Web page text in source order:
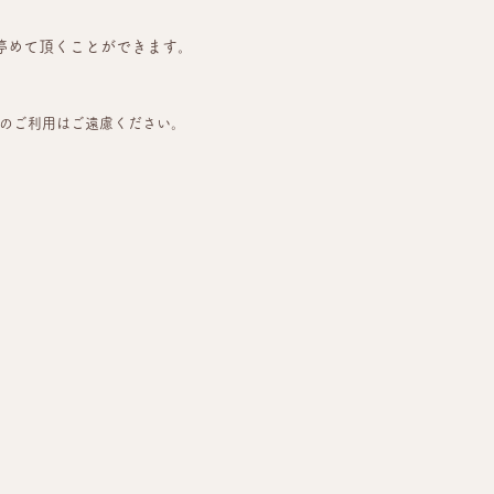
て頂くことができます。
ご利用はご遠慮ください。